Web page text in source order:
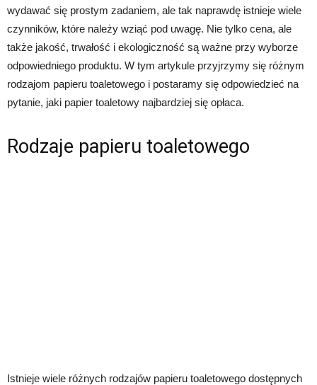
wydawać się prostym zadaniem, ale tak naprawdę istnieje wiele
czynników, które należy wziąć pod uwagę. Nie tylko cena, ale
także jakość, trwałość i ekologiczność są ważne przy wyborze
odpowiedniego produktu. W tym artykule przyjrzymy się różnym
rodzajom papieru toaletowego i postaramy się odpowiedzieć na
pytanie, jaki papier toaletowy najbardziej się opłaca.
Rodzaje papieru toaletowego
Istnieje wiele różnych rodzajów papieru toaletowego dostępnych